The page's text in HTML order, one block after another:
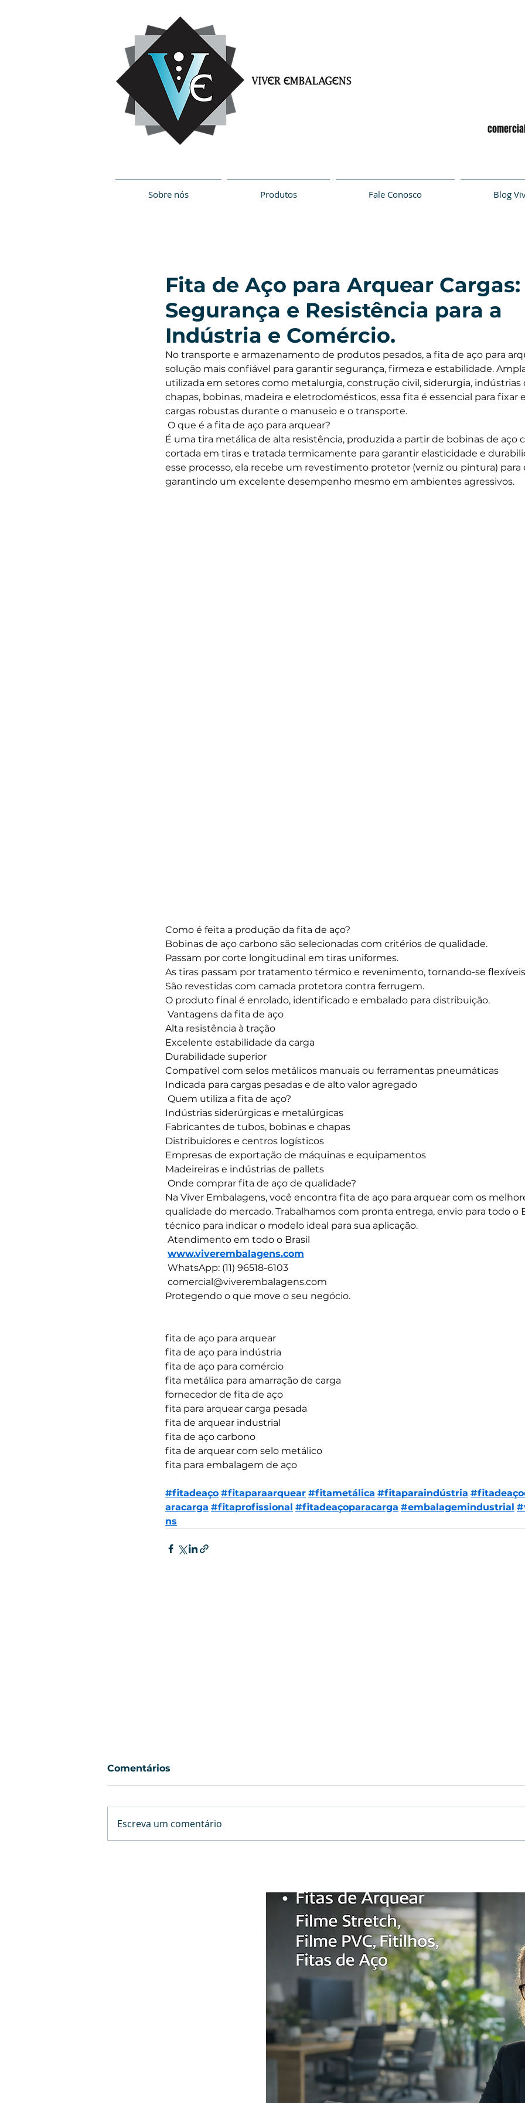
Sobre nós Produtos Fale Conosco Blog
Fita de Aço para Arquear Cargas:
Segurança e Resistência para a
Indústria e Comércio.
No transporte e armazenamento de produtos pesados, a fita de aço para
solução mais confiável para garantir segurança, firmeza e estabilidade.
utilizada em setores como metalurgia, construção civil, siderurgia, indústrias
chapas, bobinas, madeira e eletrodomésticos, essa fita é essencial para fixar
cargas robustas durante o manuseio e o transporte.
O que é a fita de aço para arquear?
É uma tira metálica de alta resistência, produzida a partir de bobinas de aço
cortada em tiras e tratada termicamente para garantir elasticidade e
esse processo, ela recebe um revestimento protetor (verniz ou pintura) para
garantindo um excelente desempenho mesmo em ambientes agressivos.
Como é feita a produção da fita de aço?
Bobinas de aço carbono são selecionadas com critérios de qualidade.
Passam por corte longitudinal em tiras uniformes.
As tiras passam por tratamento térmico e revenimento, tornando-se
São revestidas com camada protetora contra ferrugem.
O produto final é enrolado, identificado e embalado para distribuição.
Vantagens da fita de aço
Alta resistência à tração
Excelente estabilidade da carga
Durabilidade superior
Compatível com selos metálicos manuais ou ferramentas pneumáticas
Indicada para cargas pesadas e de alto valor agregado
Quem utiliza a fita de aço?
Indústrias siderúrgicas e metalúrgicas
Fabricantes de tubos, bobinas e chapas
Distribuidores e centros logísticos
Empresas de exportação de máquinas e equipamentos
Madeireiras e indústrias de pallets
Onde comprar fita de aço de qualidade?
Na Viver Embalagens, você encontra fita de aço para arquear com os
qualidade do mercado. Trabalhamos com pronta entrega, envio para todo o
técnico para indicar o modelo ideal para sua aplicação.
Atendimento em todo o Brasil
www.viverembalagens.com
WhatsApp: (11) 96518-6103
comercial@viverembalagens.com
Protegendo o que move o seu negócio.
fita de aço para arquear
fita de aço para indústria
fita de aço para comércio
fita metálica para amarração de carga
fornecedor de fita de aço
fita para arquear carga pesada
fita de arquear industrial
fita de aço carbono
fita de arquear com selo metálico
fita para embalagem de aço
#fitadeaço #fitaparaarquear #fitametálica #fitaparaindústria
aracarga #fitaprofissional #fitadeaçoparacarga #embalagemindustrial
ns
Comentários
Escreva um comentário
Sobre nós